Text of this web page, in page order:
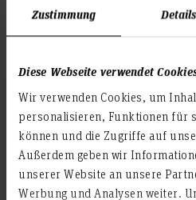
Zustimmung Details
Diese Webseite verwendet
Wir verwenden Cookies, um
personalisieren, Funktionen für
können und die Zugriffe auf
Außerdem geben wir
unserer Website an unsere
Werbung und Analysen weiter.
fast ein Dutzend neue
Teilnehmenden bekamen die
Lego-Figur darzustellen.
Beim abendlichen Get-together
ausgiebigen Spaziergang am
das Kennenlernen in
Vordergrund.